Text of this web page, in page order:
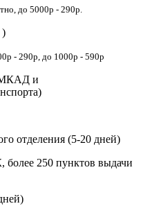
до 5000р - 290р.
)
- 290р, до 1000р - 590р
МКАД и
отделения (5-20 дней)
250 пунктов выдачи